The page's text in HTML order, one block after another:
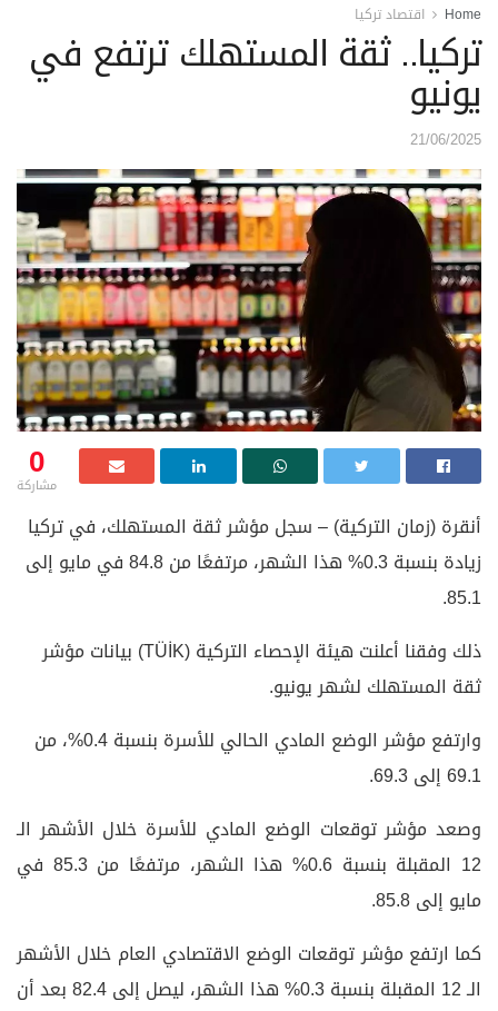
Home اقتصاد تركيا
تركيا.. ثقة المستهلك ترتفع في
يونيو
21/06/2025
0
مشاركة
أنقرة (زمان التركية) – سجل مؤشر ثقة المستهلك، في تركيا
زيادة بنسبة 0.3% هذا الشهر، مرتفعًا من 84.8 في مايو إلى
85.1.
ذلك وفقنا أعلنت هيئة الإحصاء التركية (TÜİK) بيانات مؤشر
ثقة المستهلك لشهر يونيو.
وارتفع مؤشر الوضع المادي الحالي للأسرة بنسبة 0.4%، من
69.1 إلى 69.3.
وصعد مؤشر توقعات الوضع المادي للأسرة خلال الأشهر الـ
12 المقبلة بنسبة 0.6% هذا الشهر، مرتفعًا من 85.3 في
مايو إلى 85.8.
كما ارتفع مؤشر توقعات الوضع الاقتصادي العام خلال الأشهر
الـ 12 المقبلة بنسبة 0.3% هذا الشهر، ليصل إلى 82.4 بعد أن